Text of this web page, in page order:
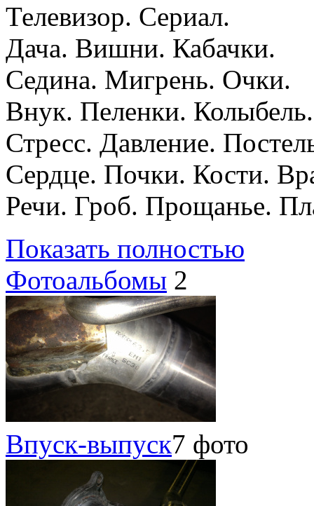
Телевизор. Сериал.
Дача. Вишни. Кабачки.
Седина. Мигрень. Очки.
Внук. Пеленки. Колыбель.
Стресс. Давление.
Сердце. Почки. Кости.
Речи. Гроб. Прощанье.
Показать полностью
Фотоальбомы 2
Впуск-выпуск7 фото